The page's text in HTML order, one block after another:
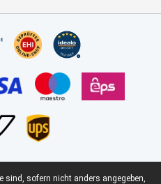
sind, sofern nicht anders angegeben,